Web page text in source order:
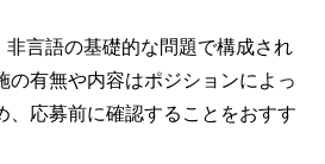
非言語の基礎的な問題で構成され
の有無や内容はポジションによっ
、応募前に確認することをおすす